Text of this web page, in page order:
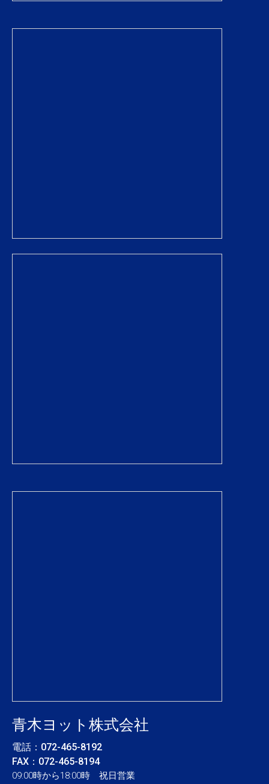
青木ヨット株式会社
電話： 072-465-8192
FAX：072-465-8194
09:00時から18:00時 祝日営業